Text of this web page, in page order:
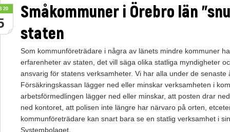
Småkommuner i Örebro län
staten
20
Som kommunföreträdare i några av länets mindre kommuner
erfarenheter av staten, det vill säga olika statliga myndigheter
ansvarig för statens verksamheter. Vi har alla under de senaste
Försäkringskassan lägger ned eller minskar verksamheten i
arbetsförmedlingen lägger ned eller minskar, att posten drar
ned kontoret, att polisen inte längre har närvaro på orten,
kommunföreträdare kan snart bara se en statlig verksamhet i
Systembolaget.